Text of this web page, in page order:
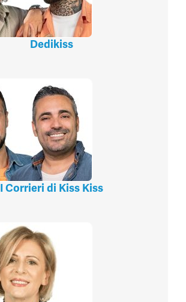
Dedikiss
I Corrieri di Kiss Kiss